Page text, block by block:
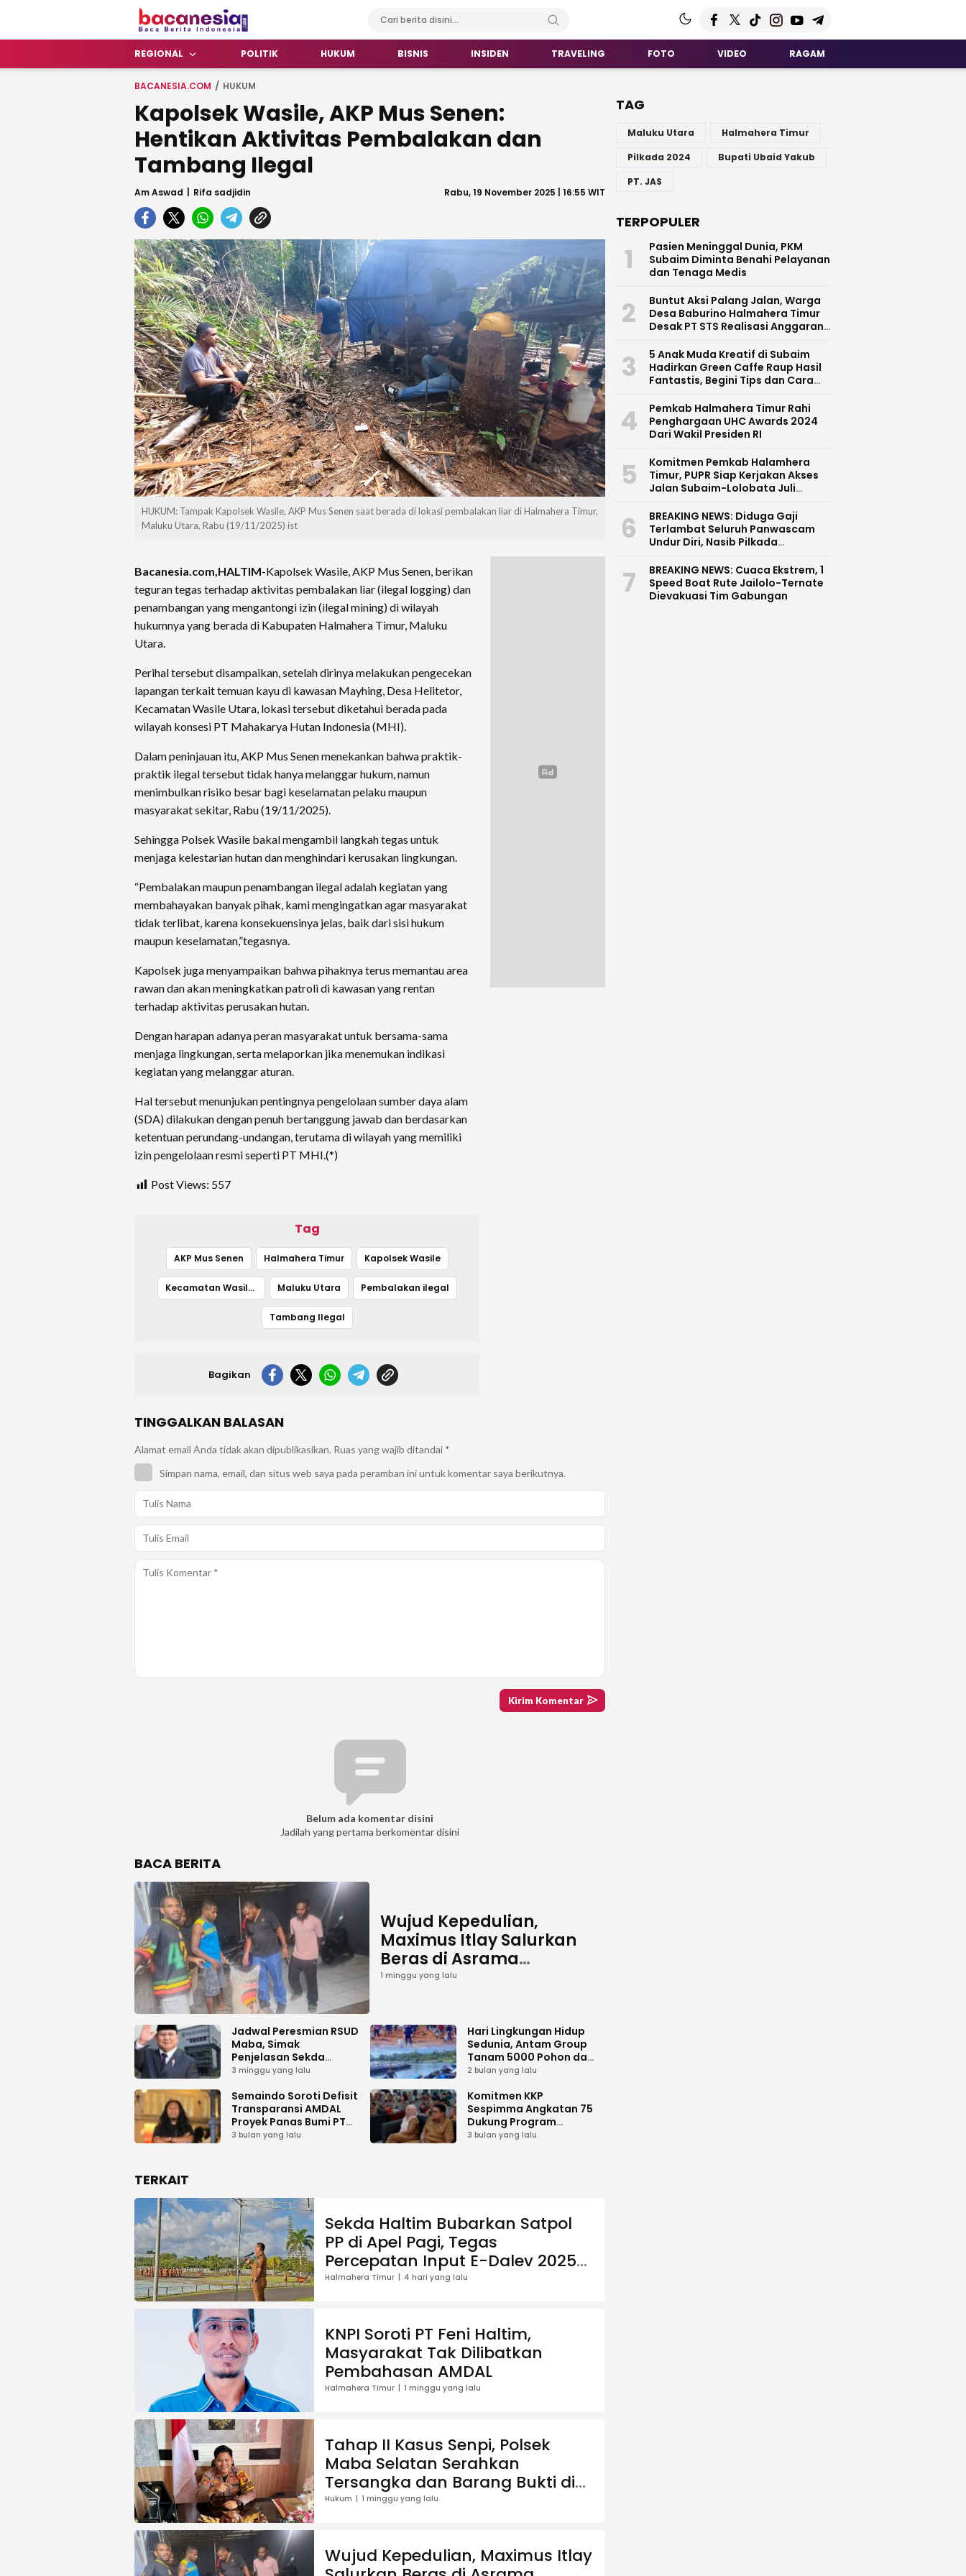
Bacanesia.com
Baca Berita Indonesia
REGIONAL POLITIK HUKUM BISNIS INSIDEN TRAVELING FOTO VIDEO RAGAM
BACANESIA.COM HUKUM
Kapolsek Wasile, AKP Mus Senen:
Hentikan Aktivitas Pembalakan dan
Tambang Ilegal
Am Aswad Rifa sadjidin Rabu, 19 November 2025 | 16:55 WIT
HUKUM: Tampak Kapolsek Wasile, AKP Mus Senen saat berada di lokasi pembalakan liar di Halmahera Timur,
Maluku Utara, Rabu (19/11/2025) ist
Bacanesia.com,HALTIM-Kapolsek Wasile, AKP Mus Senen, berikan
teguran tegas terhadap aktivitas pembalakan liar (ilegal logging) dan
penambangan yang mengantongi izin (ilegal mining) di wilayah
hukumnya yang berada di Kabupaten Halmahera Timur, Maluku
Utara.
Perihal tersebut disampaikan, setelah dirinya melakukan pengecekan
lapangan terkait temuan kayu di kawasan Mayhing, Desa Helitetor,
Kecamatan Wasile Utara, lokasi tersebut diketahui berada pada
wilayah konsesi PT Mahakarya Hutan Indonesia (MHI).
Dalam peninjauan itu, AKP Mus Senen menekankan bahwa praktik-
praktik ilegal tersebut tidak hanya melanggar hukum, namun
menimbulkan risiko besar bagi keselamatan pelaku maupun
masyarakat sekitar, Rabu (19/11/2025).
Sehingga Polsek Wasile bakal mengambil langkah tegas untuk
menjaga kelestarian hutan dan menghindari kerusakan lingkungan.
“Pembalakan maupun penambangan ilegal adalah kegiatan yang
membahayakan banyak pihak, kami mengingatkan agar masyarakat
tidak terlibat, karena konsekuensinya jelas, baik dari sisi hukum
maupun keselamatan,”tegasnya.
Kapolsek juga menyampaikan bahwa pihaknya terus memantau area
rawan dan akan meningkatkan patroli di kawasan yang rentan
terhadap aktivitas perusakan hutan.
Dengan harapan adanya peran masyarakat untuk bersama-sama
menjaga lingkungan, serta melaporkan jika menemukan indikasi
kegiatan yang melanggar aturan.
Hal tersebut menunjukan pentingnya pengelolaan sumber daya alam
(SDA) dilakukan dengan penuh bertanggung jawab dan berdasarkan
ketentuan perundang-undangan, terutama di wilayah yang memiliki
izin pengelolaan resmi seperti PT MHI.(*)
Post Views: 557
Tag
AKP Mus Senen Halmahera Timur Kapolsek Wasile
Kecamatan Wasile Utara Maluku Utara Pembalakan ilegal
Tambang Ilegal
Bagikan
TINGGALKAN BALASAN
Alamat email Anda tidak akan dipublikasikan. Ruas yang wajib ditandai *
Simpan nama, email, dan situs web saya pada peramban ini untuk komentar saya berikutnya.
Belum ada komentar disini
Jadilah yang pertama berkomentar disini
BACA BERITA
Wujud Kepedulian,
Maximus Itlay Salurkan
Beras di Asrama
Mahasiswa Putra dan
1 minggu yang lalu
Jadwal Peresmian RSUD
Maba, Simak
Penjelasan Sekda
Haltim
3 minggu yang lalu
Hari Lingkungan Hidup
Sedunia, Antam Group
Tanam 5000 Pohon dan
Aksi Bersih di Sofifi
2 bulan yang lalu
Semaindo Soroti Defisit
Transparansi AMDAL
Proyek Panas Bumi PT
Geodipa Energi di
3 bulan yang lalu
Komitmen KKP
Sespimma Angkatan 75
Dukung Program
Prioritas Swasembada
3 bulan yang lalu
TERKAIT
Sekda Haltim Bubarkan Satpol
PP di Apel Pagi, Tegas
Percepatan Input E-Dalev 2025-
2026
Halmahera Timur 4 hari yang lalu
KNPI Soroti PT Feni Haltim,
Masyarakat Tak Dilibatkan
Pembahasan AMDAL
Halmahera Timur 1 minggu yang lalu
Tahap II Kasus Senpi, Polsek
Maba Selatan Serahkan
Tersangka dan Barang Bukti di
Kejari Haltim
Hukum 1 minggu yang lalu
Wujud Kepedulian, Maximus Itlay
TAG
Maluku Utara
Halmahera Timur
Pilkada 2024
Bupati Ubaid Yakub
PT. JAS
TERPOPULER
1
Pasien Meninggal Dunia, PKM
Subaim Diminta Benahi Pelayanan
dan Tenaga Medis
2
Buntut Aksi Palang Jalan, Warga
Desa Baburino Halmahera Timur
Desak PT STS Realisasi Anggaran
3
5 Anak Muda Kreatif di Subaim
Hadirkan Green Caffe Raup Hasil
Fantastis, Begini Tips dan Cara
4
Pemkab Halmahera Timur Rahi
Penghargaan UHC Awards 2024
Dari Wakil Presiden RI
5
Komitmen Pemkab Halamhera
Timur, PUPR Siap Kerjakan Akses
Jalan Subaim-Lolobata Juli
6
BREAKING NEWS: Diduga Gaji
Terlambat Seluruh Panwascam
Undur Diri, Nasib Pilkada
7
BREAKING NEWS: Cuaca Ekstrem, 1
Speed Boat Rute Jailolo-Ternate
Dievakuasi Tim Gabungan